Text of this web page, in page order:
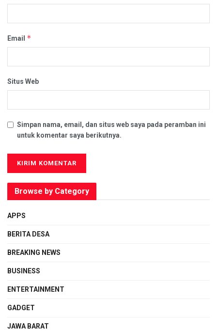
Email *
Situs Web
Simpan nama, email, dan situs web saya pada peramban ini
untuk komentar saya berikutnya.
Browse by Category
APPS
BERITA DESA
BREAKING NEWS
BUSINESS
ENTERTAINMENT
GADGET
JAWA BARAT